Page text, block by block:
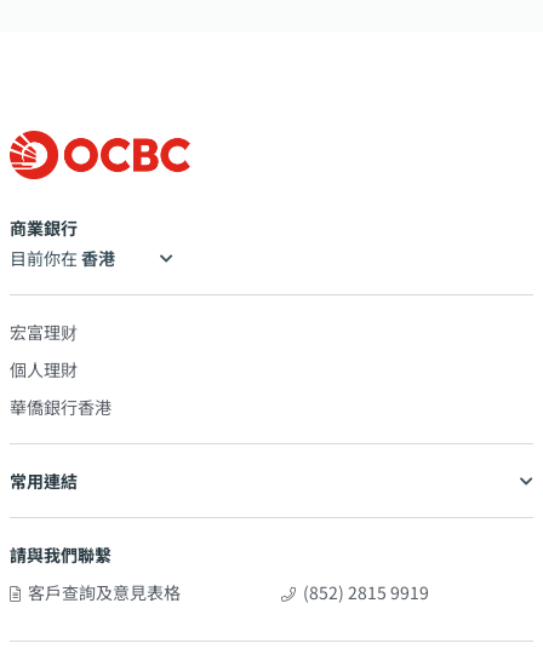
商業銀行
目前你在
宏富理财
個人理財
華僑銀行香港
常用連結
請與我們聯繫
客戶查詢及意見表格
(852) 2815 9919